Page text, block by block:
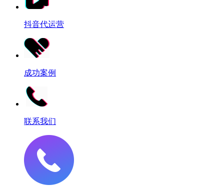
抖音代运营
成功案例
联系我们